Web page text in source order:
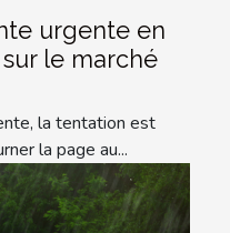
urgente en
le marché
la tentation est
la page au...